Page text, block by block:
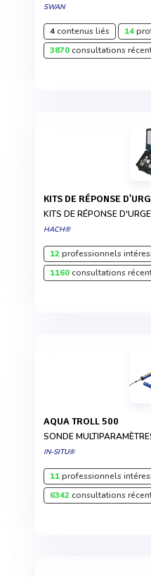
SWAN
4contenus liés 14
3870consultations
KITS DE RÉPONSE
KITS DE RÉPONSE
HACH®
12professionnels
1160consultations
AQUA TROLL 500
SONDE
IN-SITU®
11professionnels
6342consultations